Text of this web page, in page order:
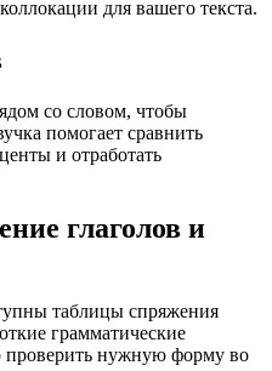
для вашего текста.
со словом, чтобы
помогает сравнить
и отработать
глаголов и
таблицы спряжения
грамматические
нужную форму во